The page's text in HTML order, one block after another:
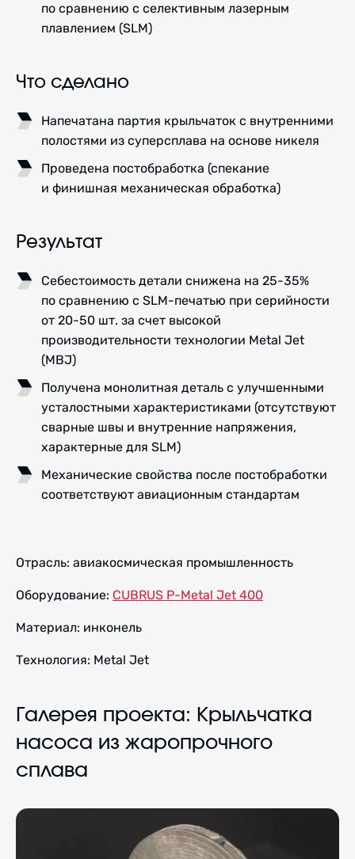
по сравнению с селективным лазерным
плавлением (SLM)
Что сделано
Напечатана партия крыльчаток с внутренними
полостями из суперсплава на основе никеля
Проведена постобработка (спекание
и финишная механическая обработка)
Результат
Себестоимость детали снижена на 25-35%
по сравнению с SLM-печатью при серийности
от 20-50 шт. за счет высокой
производительности технологии Metal Jet
(MBJ)
Получена монолитная деталь с улучшенными
усталостными характеристиками (отсутствуют
сварные швы и внутренние напряжения,
характерные для SLM)
Механические свойства после постобработки
соответствуют авиационным стандартам
Отрасль: авиакосмическая промышленность
Оборудование: CUBRUS P-Metal Jet 400
Материал: инконель
Технология: Metal Jet
Галерея проекта: Крыльчатка
насоса из жаропрочного
сплава